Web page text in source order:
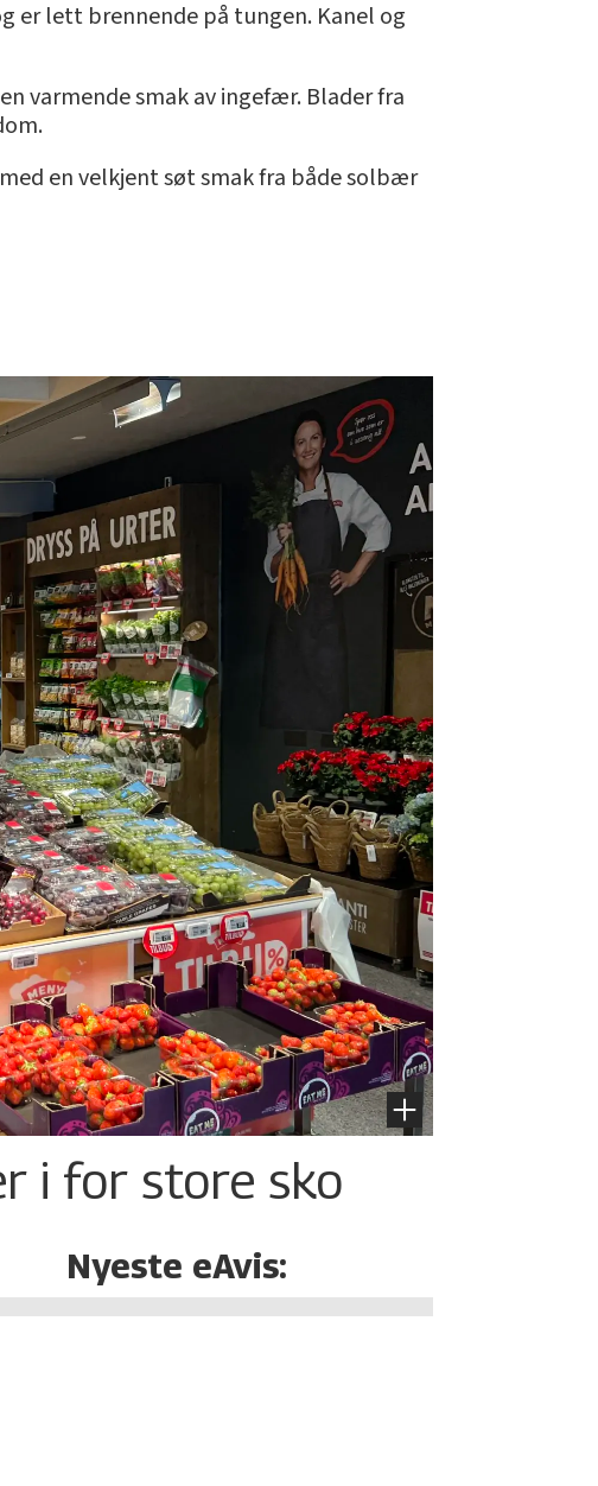
er lett brennende på tungen. Kanel og
varmende smak av ingefær. Blader fra
en velkjent søt smak fra både solbær
i for store sko
Nyeste eAvis: